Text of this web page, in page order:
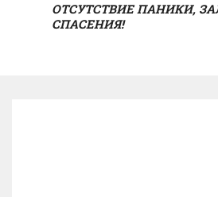
ОТСУТСТВИЕ ПАНИКИ,
СПАСЕНИЯ!